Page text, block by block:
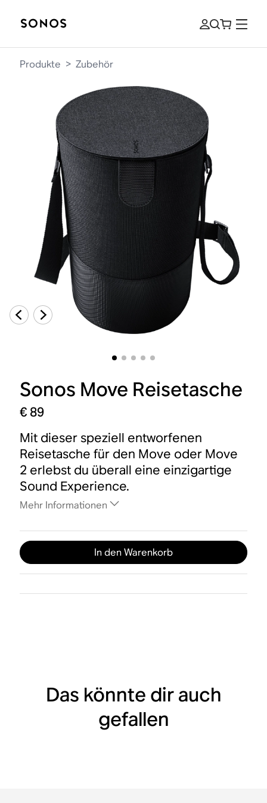
Produkte > Zubehör
Sonos Move Reisetasche
€ 89
Mit dieser speziell entworfenen
Reisetasche für den Move oder Move
2 erlebst du überall eine einzigartige
Sound Experience.
Mehr Informationen
In den Warenkorb
Das könnte dir auch
gefallen